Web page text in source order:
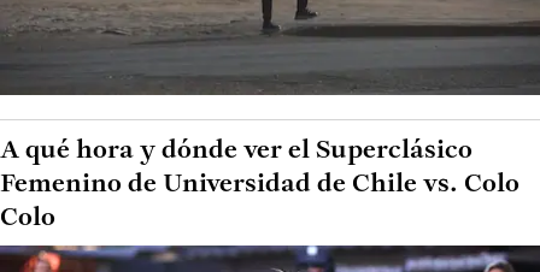
A qué hora y dónde ver el Superclásico
Femenino de Universidad de Chile vs. Colo
Colo